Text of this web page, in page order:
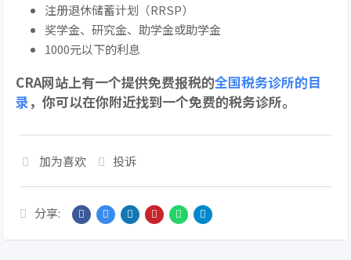
注册退休储蓄计划（RRSP）
奖学金、研究金、助学金或助学金
1000元以下的利息
CRA网站上有一个提供免费报税的全国税务诊所的目
录，你可以在你附近找到一个免费的税务诊所。
加为喜欢 投诉
分享: